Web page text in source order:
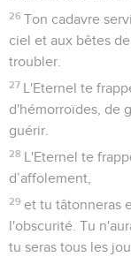
26 Ton cadavre
ciel et aux bêtes
troubler.
27 L'Eternel te
d'hémorroïdes, de
guérir.
28 L'Eternel te
d’affolement,
29 et tu tâtonneras
l'obscurité. Tu
tu seras tous les